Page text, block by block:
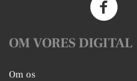
OM VORES DIGITAL
Om os